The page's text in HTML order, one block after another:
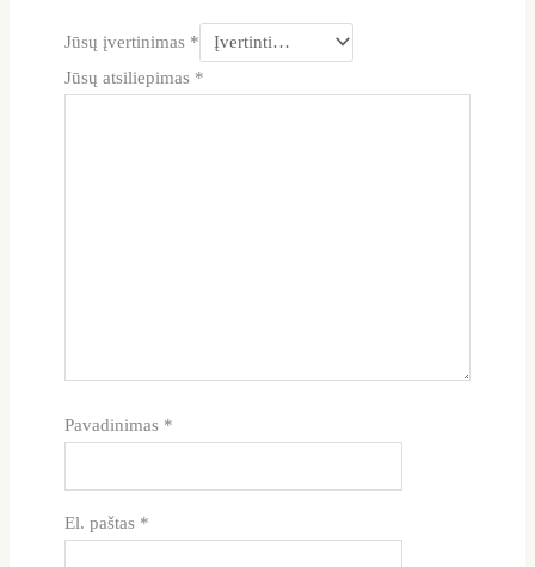
Jūsų įvertinimas *
Jūsų atsiliepimas *
Pavadinimas *
El. paštas *